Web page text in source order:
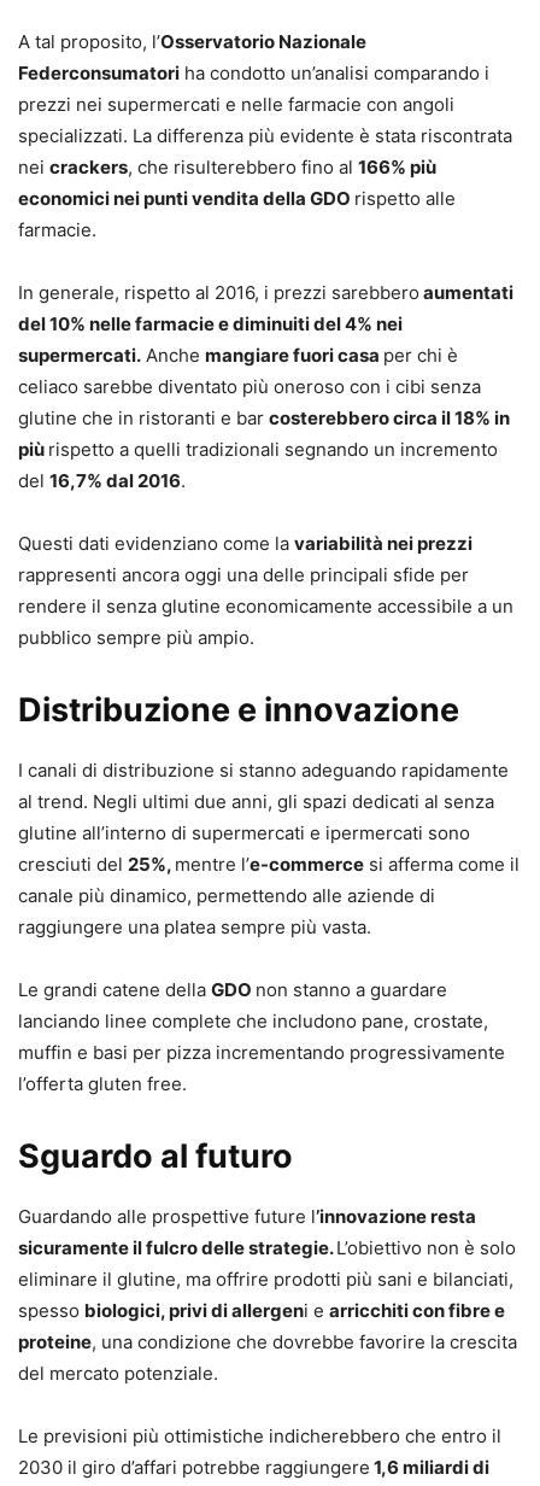
A tal proposito, l’Osservatorio Nazionale
Federconsumatori ha condotto un’analisi comparando i
prezzi nei supermercati e nelle farmacie con angoli
specializzati. La differenza più evidente è stata riscontrata
nei crackers, che risulterebbero fino al 166% più
economici nei punti vendita della GDO rispetto alle
farmacie.
In generale, rispetto al 2016, i prezzi sarebbero aumentati
del 10% nelle farmacie e diminuiti del 4% nei
supermercati. Anche mangiare fuori casa per chi è
celiaco sarebbe diventato più oneroso con i cibi senza
glutine che in ristoranti e bar costerebbero circa il 18% in
più rispetto a quelli tradizionali segnando un incremento
del 16,7% dal 2016.
Questi dati evidenziano come la variabilità nei prezzi
rappresenti ancora oggi una delle principali sfide per
rendere il senza glutine economicamente accessibile a un
pubblico sempre più ampio.
Distribuzione e innovazione
I canali di distribuzione si stanno adeguando rapidamente
al trend. Negli ultimi due anni, gli spazi dedicati al senza
glutine all’interno di supermercati e ipermercati sono
cresciuti del 25%, mentre l’e-commerce si afferma come il
canale più dinamico, permettendo alle aziende di
raggiungere una platea sempre più vasta.
Le grandi catene della GDO non stanno a guardare
lanciando linee complete che includono pane, crostate,
muffin e basi per pizza incrementando progressivamente
l’offerta gluten free.
Sguardo al futuro
Guardando alle prospettive future l’innovazione resta
sicuramente il fulcro delle strategie.L’obiettivo non è solo
eliminare il glutine, ma offrire prodotti più sani e bilanciati,
spesso biologici, privi di allergeni e arricchiti con fibre e
proteine, una condizione che dovrebbe favorire la crescita
del mercato potenziale.
Le previsioni più ottimistiche indicherebbero che entro il
2030 il giro d’affari potrebbe raggiungere 1,6 miliardi di